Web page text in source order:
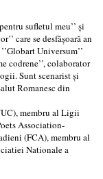
sufletul meu’’ și
care se desfășoară an
Universum’’
codrene’’, colaborator
Sunt scenarist și
Romanesc din
membru al Ligii
Association-
(FCA), membru al
Nationale a